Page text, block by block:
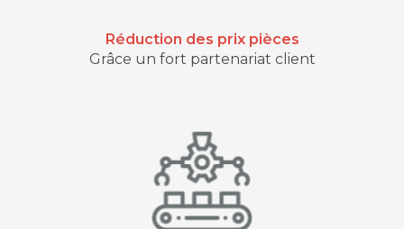
Réduction des prix pièces
Grâce un fort partenariat client